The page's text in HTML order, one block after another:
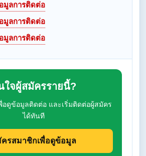
มูลการติดต่อ
มูลการติดต่อ
มูลการติดต่อ
ใจผู้สมัครรายนี้?
อดูข้อมูลติดต่อ และเริ่มติดต่อผู้สมัคร
ได้ทันที
รสมาชิกเพื่อดูข้อมูล